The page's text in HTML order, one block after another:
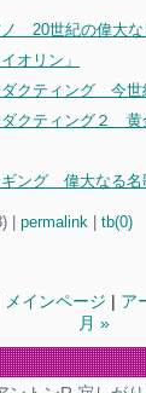
ノ 20世紀の偉大な
オリン」
ダクティング 今世
ダクティング２
ギング 偉大なる名
permalink| tb(0)
メインページ ア
月 »